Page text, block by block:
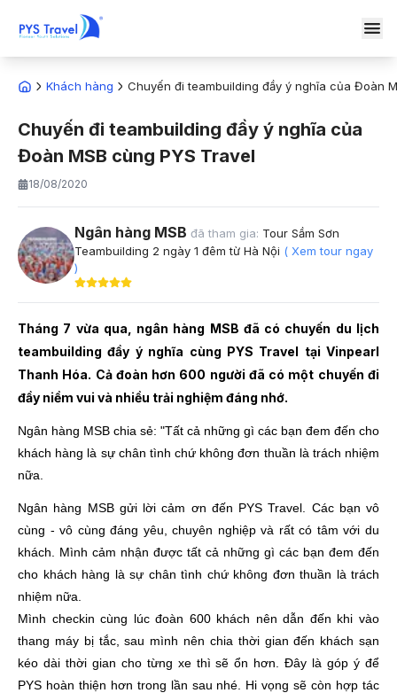
Khách hàng Chuyến đi teambuilding đầy ý nghĩa của Đoàn
Chuyến đi teambuilding đầy ý nghĩa của
Đoàn MSB cùng PYS Travel
18/08/2020
Ngân hàng MSB đã tham gia: Tour Sầm Sơn
Teambuilding 2 ngày 1 đêm từ Hà Nội ( Xem tour ngay
)
Tháng 7 vừa qua, ngân hàng MSB đã có chuyến du lịch
teambuilding đầy ý nghĩa cùng PYS Travel tại Vinpearl
Thanh Hóa. Cả đoàn hơn 600 người đã có một chuyến đi
đầy niềm vui và nhiều trải nghiệm đáng nhớ.
Ngân hàng MSB chia sẻ: "Tất cả những gì các bạn đem đến cho
khách hàng là sự chân tình chứ không đơn thuần là trách nhiệm
nữa.
Ngân hàng MSB gửi lời cảm ơn đến PYS Travel. Các bạn vô
cùng - vô cùng đáng yêu, chuyên nghiệp và rất có tâm với du
khách. Mình cảm nhận được tất cả những gì các bạn đem đến
cho khách hàng là sự chân tình chứ không đơn thuần là trách
nhiệm nữa.
Mình checkin cùng lúc đoàn 600 khách nên dẫn đến khi vào
thang máy bị tắc, sau mình nên chia thời gian đến khách sạn
kéo dài thời gian cho từng xe thì sẽ ổn hơn. Đây là góp ý để
PYS hoàn thiện hơn trong lần sau nhé. Hi vọng sẽ còn hợp tác